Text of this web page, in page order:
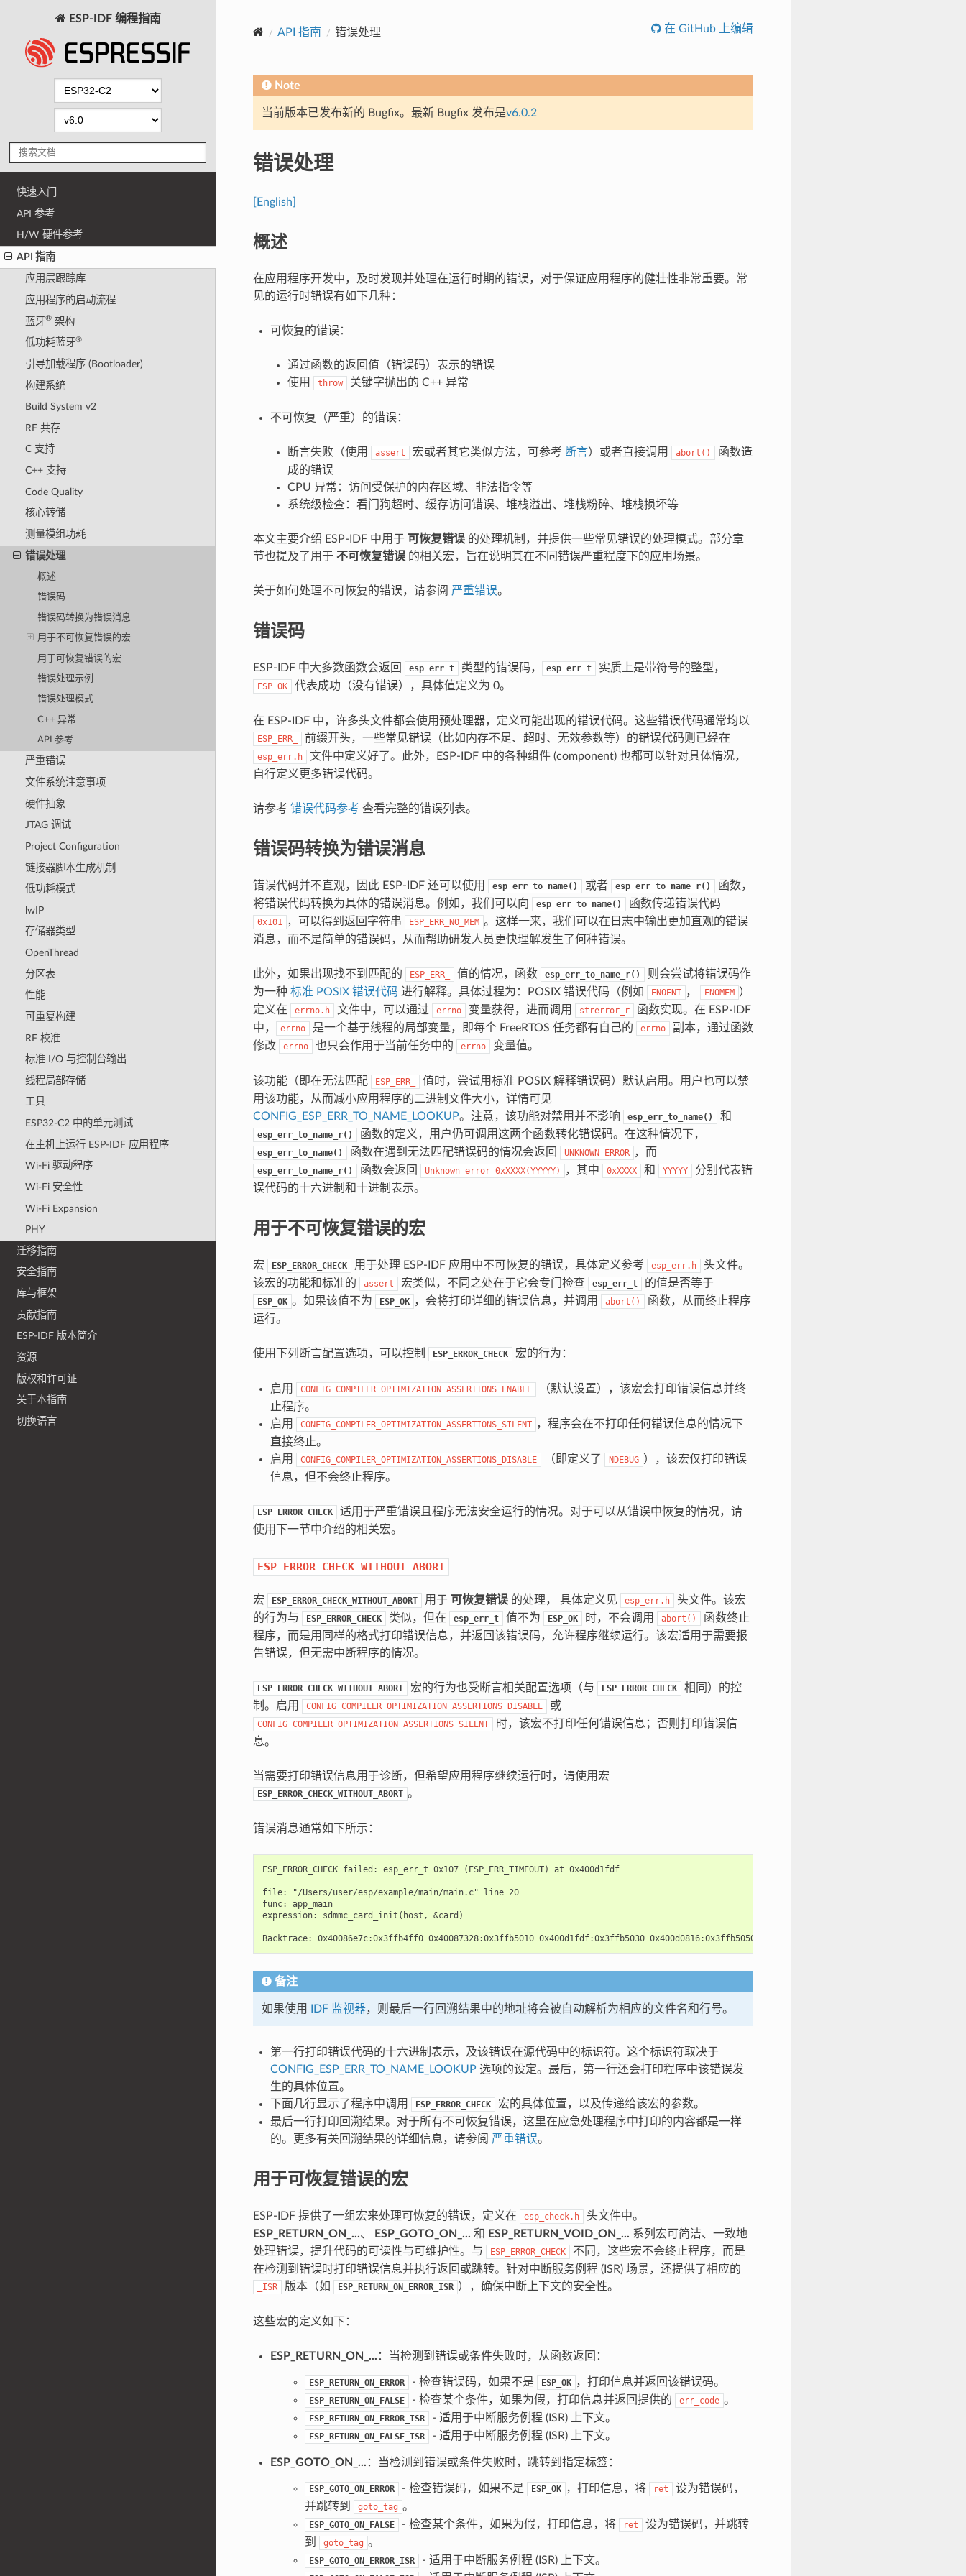
ESP-IDF 编程指南
快速入门
API 参考
H/W 硬件参考
API 指南
应用层跟踪库
应用程序的启动流程
蓝牙®架构
低功耗蓝牙®
引导加载程序 (Bootloader)
构建系统
Build System v2
RF 共存
C 支持
C++ 支持
Code Quality
核心转储
测量模组功耗
错误处理
概述
错误码
错误码转换为错误消息
用于不可恢复错误的宏
用于可恢复错误的宏
错误处理示例
错误处理模式
C++ 异常
API 参考
严重错误
文件系统注意事项
硬件抽象
JTAG 调试
Project Configuration
链接器脚本生成机制
低功耗模式
lwIP
存储器类型
OpenThread
分区表
性能
可重复构建
RF 校准
标准 I/O 与控制台输出
线程局部存储
工具
ESP32-C2 中的单元测试
在主机上运行 ESP-IDF 应用程序
Wi-Fi 驱动程序
Wi-Fi 安全性
Wi-Fi Expansion
PHY
迁移指南
安全指南
库与框架
贡献指南
ESP-IDF 版本简介
资源
版权和许可证
关于本指南
切换语言
API 指南 错误处理 在 GitHub 上编辑
Note
当前版本已发布新的 Bugfix。最新 Bugfix 发布是v6.0.2
错误处理
[English]
概述
在应用程序开发中，及时发现并处理在运行时期的错误，对于保证应用程序的健壮性非常重要。常
见的运行时错误有如下几种：
可恢复的错误：
通过函数的返回值（错误码）表示的错误
使用
throw 关键字抛出的 C++ 异常
不可恢复（严重）的错误：
断言失败（使用 assert 宏或者其它类似方法，可参考 断言）或者直接调用 abort()
函数造
成的错误
CPU 异常：访问受保护的内存区域、非法指令等
系统级检查：看门狗超时、缓存访问错误、堆栈溢出、堆栈粉碎、堆栈损坏等
本文主要介绍 ESP-IDF 中用于 可恢复错误的处理机制，并提供一些常见错误的处理模式。部分章
节也提及了用于 不可恢复错误的相关宏，旨在说明其在不同错误严重程度下的应用场景。
关于如何处理不可恢复的错误，请参阅 严重错误。
错误码
ESP-IDF 中大多数函数会返回 esp_err_t 类型的错误码， esp_err_t 实质上是带符号的整型，
ESP_OK 代表成功（没有错误），具体值定义为 0。
在 ESP-IDF 中，许多头文件都会使用预处理器，定义可能出现的错误代码。这些错误代码通常均以
ESP_ERR_ 前缀开头，一些常见错误（比如内存不足、超时、无效参数等）的错误代码则已经在
esp_err.h
文件中定义好了。此外，ESP-IDF 中的各种组件 (component) 也都可以针对具体情况，
自行定义更多错误代码。
请参考 错误代码参考 查看完整的错误列表。
错误码转换为错误消息
错误代码并不直观，因此 ESP-IDF 还可以使用 esp_err_to_name() 或者 esp_err_to_name_r()
函数，
将错误代码转换为具体的错误消息。例如，我们可以向
esp_err_to_name() 函数传递错误代码
0x101 ，可以得到返回字符串 ESP_ERR_NO_MEM 。这样一来，我们可以在日志中输出更加直观的错误
消息，而不是简单的错误码，从而帮助研发人员更快理解发生了何种错误。
此外，如果出现找不到匹配的 ESP_ERR_ 值的情况，函数 esp_err_to_name_r()
则会尝试将错误码作
为一种 标准 POSIX 错误代码 进行解释。具体过程为：POSIX 错误代码（例如 ENOENT ， ENOMEM ）
定义在
errno.h 文件中，可以通过 errno 变量获得，进而调用 strerror_r
函数实现。在 ESP-IDF
中，
errno 是一个基于线程的局部变量，即每个 FreeRTOS 任务都有自己的 errno
副本，通过函数
修改
errno 也只会作用于当前任务中的 errno 变量值。
该功能（即在无法匹配 ESP_ERR_
值时，尝试用标准 POSIX 解释错误码）默认启用。用户也可以禁
用该功能，从而减小应用程序的二进制文件大小，详情可见
CONFIG_ESP_ERR_TO_NAME_LOOKUP。注意，该功能对禁用并不影响 esp_err_to_name() 和
esp_err_to_name_r() 函数的定义，用户仍可调用这两个函数转化错误码。在这种情况下，
esp_err_to_name() 函数在遇到无法匹配错误码的情况会返回 UNKNOWN ERROR ，而
esp_err_to_name_r() 函数会返回 Unknown error 0xXXXX(YYYYY) ，其中 0xXXXX 和 YYYYY
分别代表错
误代码的十六进制和十进制表示。
用于不可恢复错误的宏
宏 ESP_ERROR_CHECK 用于处理 ESP-IDF 应用中不可恢复的错误，具体定义参考 esp_err.h
头文件。
该宏的功能和标准的
assert 宏类似，不同之处在于它会专门检查 esp_err_t 的值是否等于
ESP_OK 。如果该值不为 ESP_OK ，会将打印详细的错误信息，并调用 abort()
函数，从而终止程序
运行。
使用下列断言配置选项，可以控制 ESP_ERROR_CHECK 宏的行为：
启用 CONFIG_COMPILER_OPTIMIZATION_ASSERTIONS_ENABLE
（默认设置），该宏会打印错误信息并终
止程序。
启用
CONFIG_COMPILER_OPTIMIZATION_ASSERTIONS_SILENT ，程序会在不打印任何错误信息的情况下
直接终止。
启用
CONFIG_COMPILER_OPTIMIZATION_ASSERTIONS_DISABLE （即定义了 NDEBUG ），该宏仅打印错误
信息，但不会终止程序。
ESP_ERROR_CHECK
适用于严重错误且程序无法安全运行的情况。对于可以从错误中恢复的情况，请
使用下一节中介绍的相关宏。
ESP_ERROR_CHECK_WITHOUT_ABORT
宏 ESP_ERROR_CHECK_WITHOUT_ABORT 用于 可恢复错误的处理， 具体定义见 esp_err.h
头文件。该宏
的行为与
ESP_ERROR_CHECK 类似，但在 esp_err_t 值不为 ESP_OK 时，不会调用 abort()
函数终止
程序，而是用同样的格式打印错误信息，并返回该错误码，允许程序继续运行。该宏适用于需要报
告错误，但无需中断程序的情况。
ESP_ERROR_CHECK_WITHOUT_ABORT 宏的行为也受断言相关配置选项（与 ESP_ERROR_CHECK
相同）的控
制。启用
CONFIG_COMPILER_OPTIMIZATION_ASSERTIONS_DISABLE 或
CONFIG_COMPILER_OPTIMIZATION_ASSERTIONS_SILENT
时，该宏不打印任何错误信息；否则打印错误信
息。
当需要打印错误信息用于诊断，但希望应用程序继续运行时，请使用宏
ESP_ERROR_CHECK_WITHOUT_ABORT 。
错误消息通常如下所示：
ESP_ERROR_CHECK failed: esp_err_t 0x107 (ESP_ERR_TIMEOUT) at 0x400d1fdf
file: "/Users/user/esp/example/main/main.c" line 20
func: app_main
expression: sdmmc_card_init(host, &card)
备注
如果使用 IDF 监视器，则最后一行回溯结果中的地址将会被自动解析为相应的文件名和行号。
第一行打印错误代码的十六进制表示，及该错误在源代码中的标识符。这个标识符取决于
CONFIG_ESP_ERR_TO_NAME_LOOKUP 选项的设定。最后，第一行还会打印程序中该错误发
生的具体位置。
下面几行显示了程序中调用
ESP_ERROR_CHECK
宏的具体位置，以及传递给该宏的参数。
最后一行打印回溯结果。对于所有不可恢复错误，这里在应急处理程序中打印的内容都是一样
的。更多有关回溯结果的详细信息，请参阅 严重错误。
用于可恢复错误的宏
ESP-IDF 提供了一组宏来处理可恢复的错误，定义在 esp_check.h
头文件中。
ESP_RETURN_ON_...、 ESP_GOTO_ON_... 和 ESP_RETURN_VOID_ON_... 系列宏可简洁、一致地
处理错误，提升代码的可读性与可维护性。与
ESP_ERROR_CHECK
不同，这些宏不会终止程序，而是
在检测到错误时打印错误信息并执行返回或跳转。针对中断服务例程 (ISR) 场景，还提供了相应的
_ISR 版本（如 ESP_RETURN_ON_ERROR_ISR ），确保中断上下文的安全性。
这些宏的定义如下：
ESP_RETURN_ON_... ：当检测到错误或条件失败时，从函数返回：
ESP_RETURN_ON_ERROR - 检查错误码，如果不是 ESP_OK ，打印信息并返回该错误码。
ESP_RETURN_ON_FALSE - 检查某个条件，如果为假，打印信息并返回提供的 err_code 。
ESP_RETURN_ON_ERROR_ISR - 适用于中断服务例程 (ISR) 上下文。
ESP_RETURN_ON_FALSE_ISR - 适用于中断服务例程 (ISR) 上下文。
ESP_GOTO_ON_... ：当检测到错误或条件失败时，跳转到指定标签：
ESP_GOTO_ON_ERROR - 检查错误码，如果不是 ESP_OK ，打印信息，将 ret
设为错误码，
并跳转到
goto_tag 。
ESP_GOTO_ON_FALSE - 检查某个条件，如果为假，打印信息，将 ret
设为错误码，并跳转
到
goto_tag 。
ESP_GOTO_ON_ERROR_ISR - 适用于中断服务例程 (ISR) 上下文。